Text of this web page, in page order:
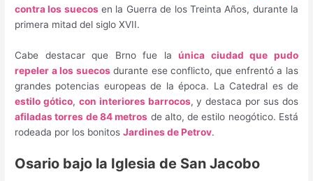
contra los suecosen la Guerra de los Treinta Años, durante la
primera mitad del siglo XVII.
Cabe destacar que Brno fue laúnica ciudad que pudo
repeler a los suecosdurante ese conflicto, que enfrentó a las
grandes potencias europeas de la época. La Catedral es de
estilo gótico, con interiores barrocos, y destaca por sus dos
afiladas torres de 84 metros de alto, de estilo neogótico. Está
rodeada por los bonitosJardines de Petrov.
Osario bajo la Iglesia de San Jacobo